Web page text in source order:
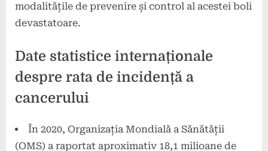
modalitățile de prevenire și control al acestei boli
devastatoare.
Date statistice internaționale
despre rata de incidență a
cancerului
În 2020, Organizația Mondială a Sănătății
(OMS) a raportat aproximativ 18,1 milioane de